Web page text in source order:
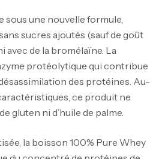
une nouvelle formule,
sucres ajoutés (sauf de goût
de la bromélaïne. La
protéolytique qui contribue
des protéines. Au-
ce produit ne
gluten ni d’huile de palme.
la boisson 100% Pure Whey